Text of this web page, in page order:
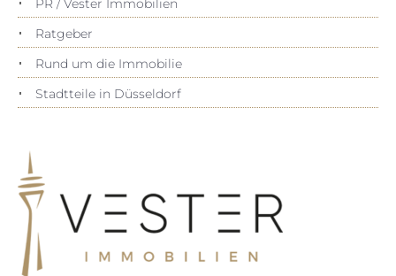
PR / Vester Immobilien
Ratgeber
Rund um die Immobilie
Stadtteile in Düsseldorf